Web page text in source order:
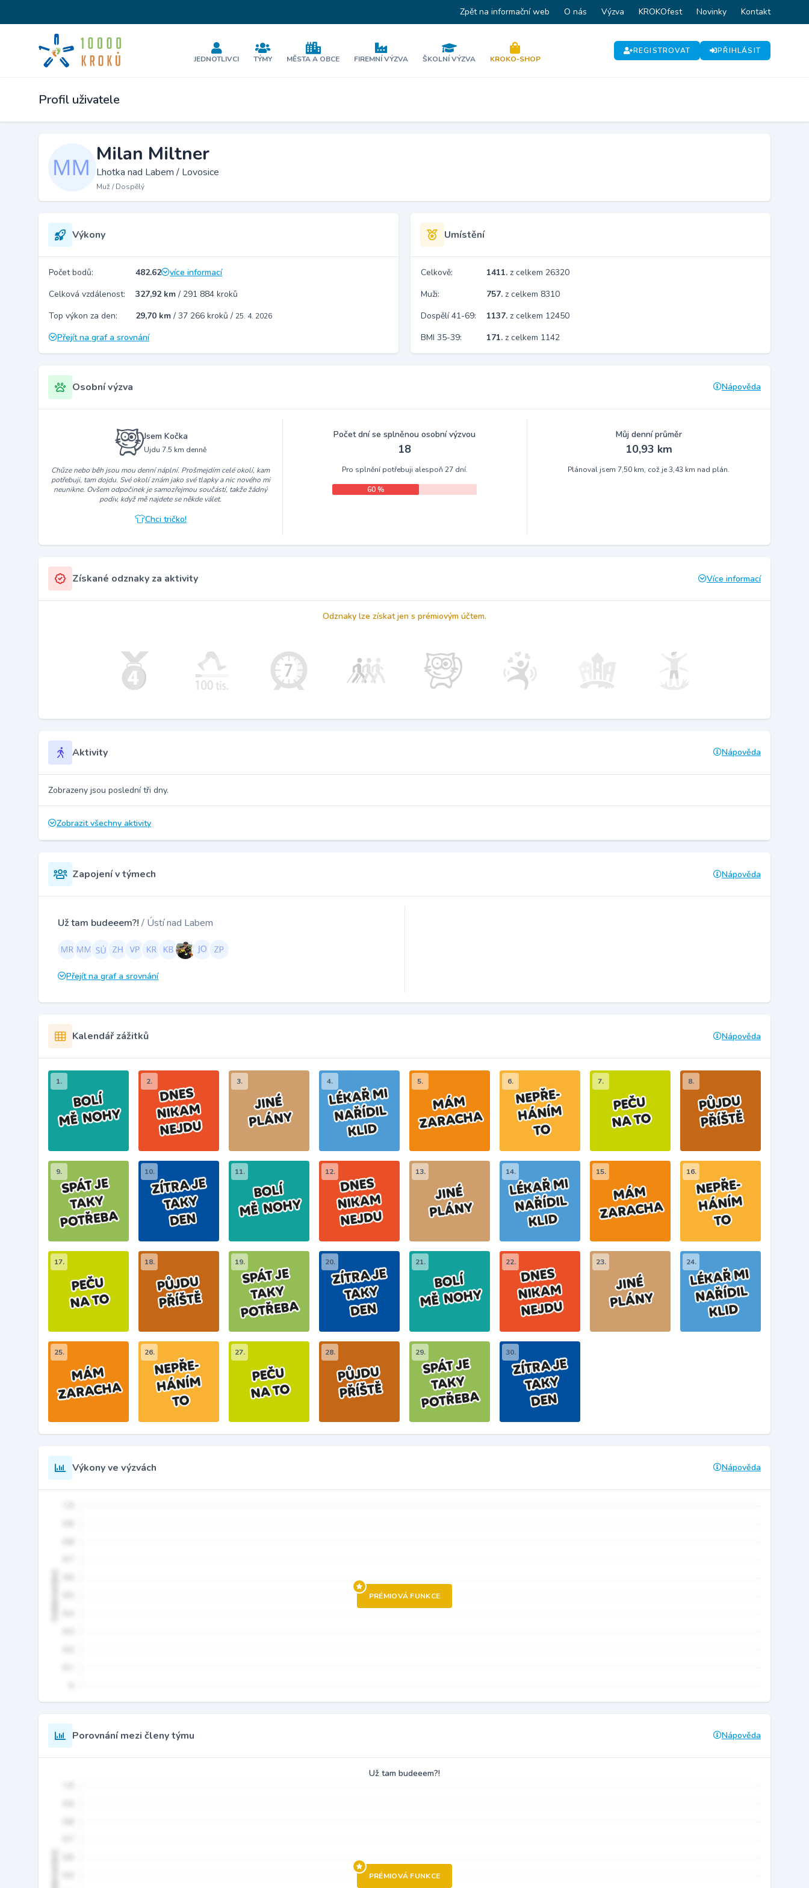
Zpět na informační web O nás Výzva KROKOfest Novinky Kontakt
JEDNOTLIVCI TÝMY MĚSTA A OBCE FIREMNÍ VÝZVA ŠKOLNÍ VÝZVA KROKO-SHOP
REGISTROVAT PŘIHLÁSIT
Profil uživatele
Milan Miltner
Lhotka nad Labem / Lovosice
Muž / Dospělý
Výkony
Počet bodů: 482.62
více informací
Celková vzdálenost:
327,92 km / 291 884 kroků
Top výkon za den:
29,70 km / 37 266 kroků / 25. 4. 2026
Přejít na graf a srovnání
Umístění
Celkově: 1411. z celkem 26320
Muži:
757. z celkem 8310
Dospělí 41-69:
1137. z celkem 12450
BMI 35-39:
171. z celkem 1142
Osobní výzva Nápověda
Jsem Kočka
Ujdu 7.5 km denně
Chůze nebo běh jsou mou denní náplní. Prošmejdím celé okolí, kam
potřebuji, tam dojdu. Své okolí znám jako své tlapky a nic nového mi
neunikne. Ovšem odpočinek je samozřejmou součástí, takže žádný
podiv, když mě najdete se někde válet.
Chci tričko!
Počet dní se splněnou osobní výzvou
18
Pro splnění potřebuji alespoň 27 dní.
60 %
Můj denní průměr
10,93 km
Plánoval jsem 7,50 km, což je 3,43 km nad plán.
Získané odznaky za aktivity Více informací
Odznaky lze získat jen s prémiovým účtem.
Aktivity Nápověda
Zobrazeny jsou poslední tři dny.
Zobrazit všechny aktivity
Zapojení v týmech Nápověda
Už tam budeeem?! / Ústí nad Labem
Přejít na graf a srovnání
Kalendář zážitků Nápověda
1. 2. 3. 4. 5. 6. 7. 8.
9. 10. 11. 12. 13. 14. 15. 16.
17. 18. 19. 20. 21. 22. 23. 24.
25. 26. 27. 28. 29. 30.
Výkony ve výzvách Nápověda
PRÉMIOVÁ FUNKCE
Porovnání mezi členy týmu Nápověda
Už tam budeeem?!
PRÉMIOVÁ FUNKCE